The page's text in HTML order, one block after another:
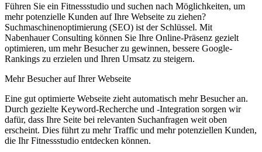
Führen Sie ein Fitnessstudio und suchen nach Möglichkeiten, um
mehr potenzielle Kunden auf Ihre Webseite zu ziehen?
Suchmaschinenoptimierung (SEO) ist der Schlüssel. Mit
Nabenhauer Consulting können Sie Ihre Online-Präsenz gezielt
optimieren, um mehr Besucher zu gewinnen, bessere Google-
Rankings zu erzielen und Ihren Umsatz zu steigern.
Mehr Besucher auf Ihrer Webseite
Eine gut optimierte Webseite zieht automatisch mehr Besucher an.
Durch gezielte Keyword-Recherche und -Integration sorgen wir
dafür, dass Ihre Seite bei relevanten Suchanfragen weit oben
erscheint. Dies führt zu mehr Traffic und mehr potenziellen Kunden,
die Ihr Fitnessstudio entdecken können.